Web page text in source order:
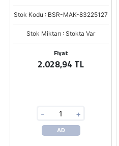
Stok Kodu : BSR-MAK-83225127
Stok Miktarı : Stokta Var
Fiyat
2.028,94 TL
- +
AD